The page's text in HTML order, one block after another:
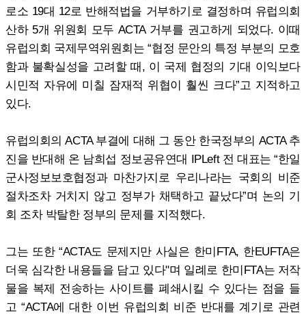
로소 19대 12로 반해적법을 거부하기로 결정하며 유럽의회
산하 5개 위원회 모두 ACTA 거부를 권고하게 되었다. 이때
유럽의회 국제무역위원회는 “협정 문안의 특정 부분의 모호
함과 불확실성을 고려할 때, 이 국제 협정의 기대 이익보다
시민적 자유에 미칠 잠재적 위협이 훨씬 크다”고 지적하고
있다.
유럽의회의 ACTA 부결에 대해 그 동안 한국정부의 ACTA 추
진을 반대해 온 남희섭 정보공유연대 IPLeft 전 대표는 “한일
군사정보보호협정과 마찬가지로 우리나라는 국회의 비준
절차조차 거치지 않고 정부가 채택하고 끝났다”며 논의 기
회 조차 박탈한 정부의 문제를 지적했다.
그는 또한 “ACTA도 문제지만 사실은 한미FTA, 한EUFTA은
더욱 심각한 내용들을 담고 있다"며 일례로 한미FTA는 저작
물을 복제 전송하는 사이트를 폐쇄시킬 수 있다는 점을 들
고 “ACTA에 대한 이번 유럽의회 비준 반대를 계기로 관련